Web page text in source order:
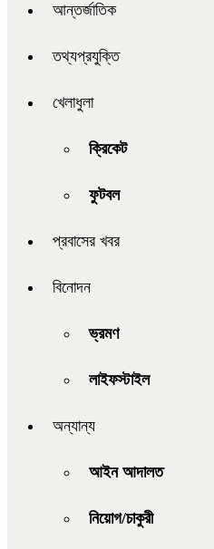
আন্তর্জাতিক
তথ্যপ্রযুক্তি
খেলাধুলা
ক্রিকেট
ফুটবল
প্রবাসের খবর
বিনোদন
ভ্রমণ
লাইফস্টাইল
অন্যান্য
আইন আদালত
নিয়োগ/চাকুরী